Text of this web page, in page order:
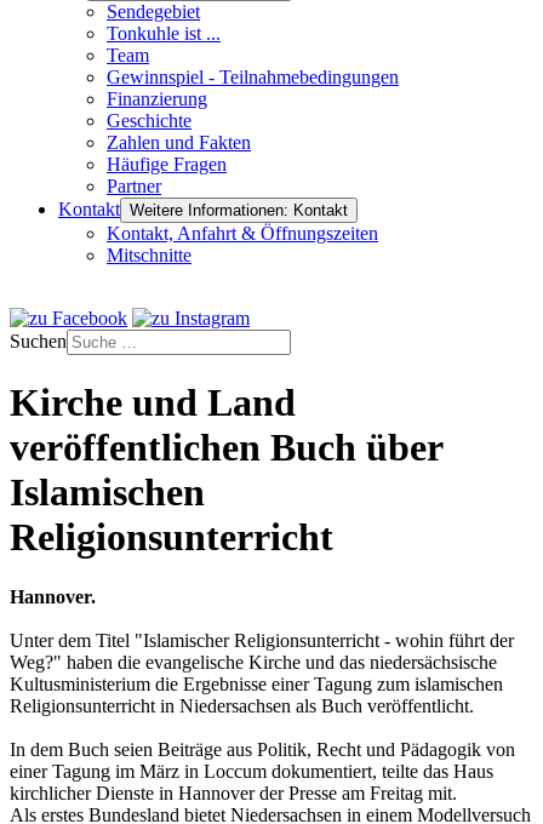
Sendegebiet
Tonkuhle ist ...
Team
Gewinnspiel - Teilnahmebedingungen
Finanzierung
Geschichte
Zahlen und Fakten
Häufige Fragen
Partner
Kontakt Weitere Informationen: Kontakt
Kontakt, Anfahrt & Öffnungszeiten
Mitschnitte
Suchen
Kirche und Land
veröffentlichen Buch über
Islamischen
Religionsunterricht
Hannover.
Unter dem Titel "Islamischer Religionsunterricht - wohin führt der
Weg?" haben die evangelische Kirche und das niedersächsische
Kultusministerium die Ergebnisse einer Tagung zum islamischen
Religionsunterricht in Niedersachsen als Buch veröffentlicht.
In dem Buch seien Beiträge aus Politik, Recht und Pädagogik von
einer Tagung im März in Loccum dokumentiert, teilte das Haus
kirchlicher Dienste in Hannover der Presse am Freitag mit.
Als erstes Bundesland bietet Niedersachsen in einem Modellversuch